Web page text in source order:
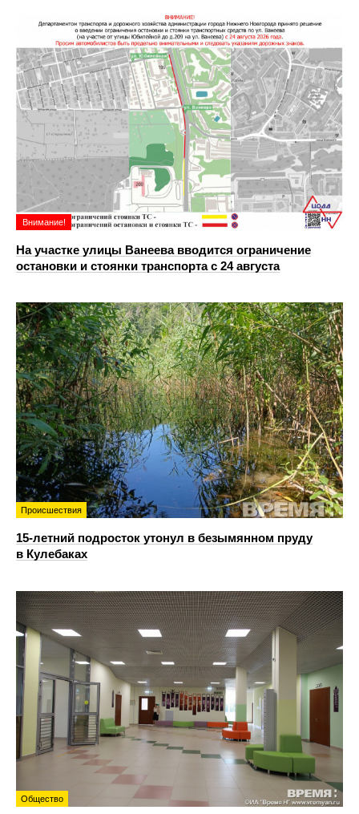
Внимание!
На участке улицы Ванеева вводится ограничение
остановки и стоянки транспорта с 24 августа
Происшествия
15-летний подросток утонул в безымянном пруду
в Кулебаках
Общество